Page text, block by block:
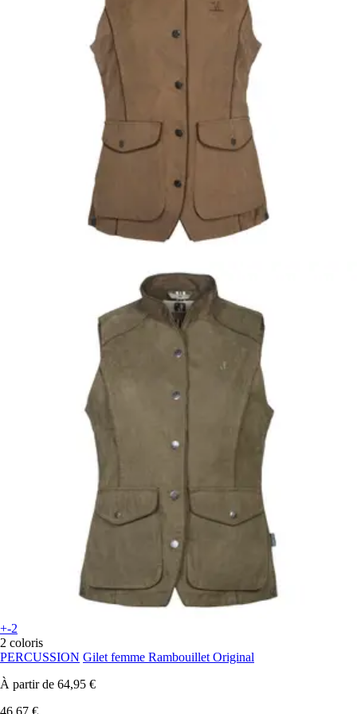
+-2
2 coloris
PERCUSSION Gilet femme Rambouillet Original
À partir de 64,95 €
46,67 €